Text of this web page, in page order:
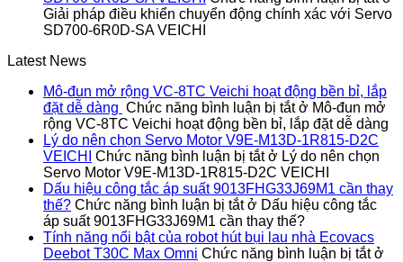
Giải pháp điều khiển chuyển động chính xác với Servo
SD700-6R0D-SA VEICHI
Latest News
Mô-đun mở rộng VC-8TC Veichi hoạt động bền bỉ, lắp
đặt dễ dàng Chức năng bình luận bị tắtở Mô-đun mở
rộng VC-8TC Veichi hoạt động bền bỉ, lắp đặt dễ dàng
Lý do nên chọn Servo Motor V9E-M13D-1R815-D2C
VEICHI
Chức năng bình luận bị tắtở Lý do nên chọn
Servo Motor V9E-M13D-1R815-D2C VEICHI
Dấu hiệu công tắc áp suất 9013FHG33J69M1 cần thay
thế? Chức năng bình luận bị tắtở Dấu hiệu công tắc
áp suất 9013FHG33J69M1 cần thay thế?
Tính năng nổi bật của robot hút bụi lau nhà Ecovacs
Deebot T30C Max Omni Chức năng bình luận bị tắtở